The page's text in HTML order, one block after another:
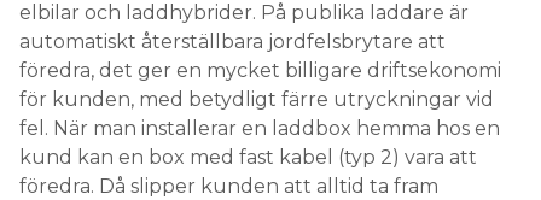
elbilar och laddhybrider. På publika laddare är
automatiskt återställbara jordfelsbrytare att
föredra, det ger en mycket billigare driftsekonomi
för kunden, med betydligt färre utryckningar vid
fel. När man installerar en laddbox hemma hos en
kund kan en box med fast kabel (typ 2) vara att
föredra. Då slipper kunden att alltid ta fram